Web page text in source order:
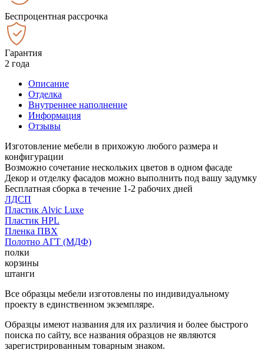
Беспроцентная рассрочка
Гарантия
2 года
Описание
Отделка
Внутреннее наполнение
Информация
Отзывы
Изготовление мебели в прихожую любого размера и
конфигурации
Возможно сочетание нескольких цветов в одном фасаде
Декор и отделку фасадов можно выполнить под вашу задумку
Бесплатная сборка в течение 1-2 рабочих дней
ЛДСП
Пластик Alvic Luxe
Пластик HPL
Пленка ПВХ
Полотно АГТ (МДФ)
полки
корзины
штанги
Все образцы мебели изготовлены по индивидуальному
проекту в единственном экземпляре.
Образцы имеют названия для их различия и более быстрого
поиска по сайту, все названия образцов не являются
зарегистрированным товарным знаком.